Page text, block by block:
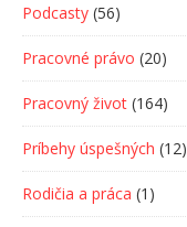
Podcasty (56)
Pracovné právo (20)
Pracovný život (164)
Príbehy úspešných (12)
Rodičia a práca (1)